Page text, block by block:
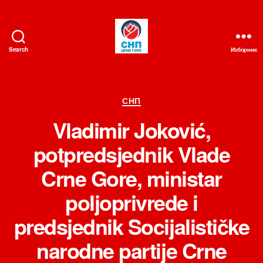
Search Изборник
Категорије
СНП
Vladimir Joković,
potpredsjednik Vlade
Crne Gore, ministar
poljoprivrede i
predsjednik Socijalističke
narodne partije Crne